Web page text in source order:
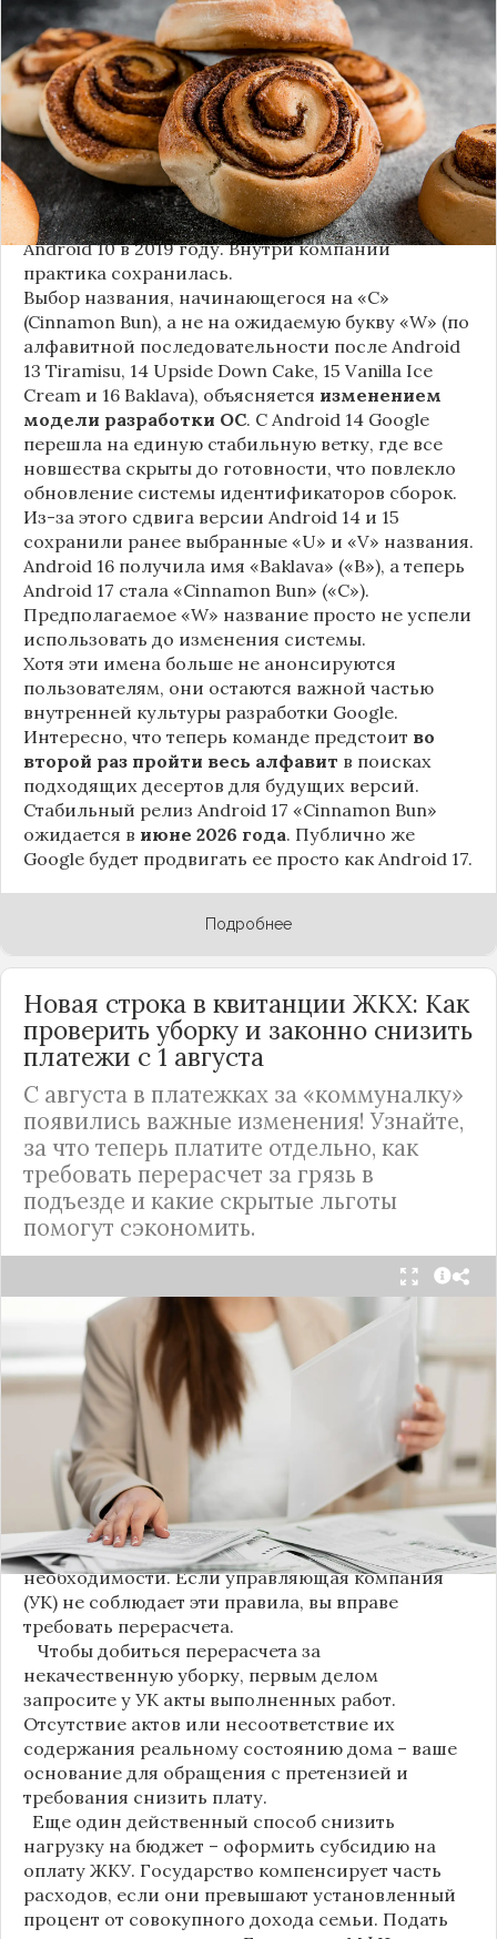
сообщают источники, Android 17, релиз которой
ожидается в 2026 году, разрабатывается под
названием«Cinnamon Bun»(«Булочка с
корицей»).
Это решение продолжает знаменитую традицию
Google называть версии Android в честь
сладостей и десертов (Cupcake, Donut, KitKat и
т.д.), хотя компанияпрекратила публично
использовать эти именас момента выхода
Android 10 в 2019 году. Внутри компании
практика сохранилась.
Выбор названия, начинающегося на «C»
(Cinnamon Bun), а не на ожидаемую букву «W» (по
алфавитной последовательности после Android
13 Tiramisu, 14 Upside Down Cake, 15 Vanilla Ice
Cream и 16 Baklava), объясняется изменением
модели разработки ОС. С Android 14 Google
перешла на единую стабильную ветку, где все
новшества скрыты до готовности, что повлекло
обновление системы идентификаторов сборок.
Из-за этого сдвига версии Android 14 и 15
сохранили ранее выбранные «U» и «V» названия.
Android 16 получила имя «Baklava» («B»), а теперь
Android 17 стала «Cinnamon Bun» («C»).
Предполагаемое «W» название просто не успели
использовать до изменения системы.
Хотя эти имена больше не анонсируются
пользователям, они остаются важной частью
внутренней культуры разработки Google.
Интересно, что теперь команде предстоит во
второй раз пройти весь алфавит в поисках
подходящих десертов для будущих версий.
Стабильный релиз Android 17 «Cinnamon Bun»
ожидается в июне 2026 года. Публично же
Google будет продвигать ее просто как Android 17.
Подробнее
Новая строка в квитанции ЖКХ: Как
проверить уборку и законно снизить
платежи с 1 августа
С августа в платежках за «коммуналку»
появились важные изменения! Узнайте,
за что теперь платите отдельно, как
требовать перерасчет за грязь в
подъезде и какие скрытые льготы
помогут сэкономить.
С 1 августа в квитанциях за жилищно-
коммунальные услуги введено важное
новшество. Как поясняет автор канала "ВЗО
ProДеньги", теперь уборка мест общего
пользования (МОП) выделена в отдельную
строку. Это дает жильцам четкое понимание, за
что именно они платят.
Новые нормы строго регламентируют частоту
уборки: мытье полов и лестниц должно
проводиться несколько раз в неделю, удаление
пыли – еженедельно, а уборка снега – по мере
необходимости. Если управляющая компания
(УК) не соблюдает эти правила, вы вправе
требовать перерасчета.
Чтобы добиться перерасчета за
некачественную уборку, первым делом
запросите у УК акты выполненных работ.
Отсутствие актов или несоответствие их
содержания реальному состоянию дома – ваше
основание для обращения с претензией и
требования снизить плату.
Еще один действенный способ снизить
нагрузку на бюджет – оформить субсидию на
оплату ЖКУ. Государство компенсирует часть
расходов, если они превышают установленный
процент от совокупного дохода семьи. Подать